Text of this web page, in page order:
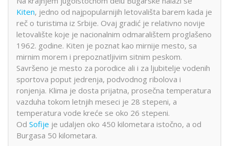
Kiten, jedno od najpopularnijih letovališta barem kada je
reč o turistima iz Srbije. Ovaj gradić je relativno novije
letovalište koje je nacionalnim odmaralištem proglašeno
1962. godine. Kiten je poznat kao mirnije mesto, sa
mirnim morem i prepoznatljivim sitnim peskom.
Savršeno je mesto za porodice ali i za ljubitelje vodenih
sportova poput jedrenja, podvodnog ribolova i
ronjenja. Klima je dosta prijatna, prosečna temperatura
vazduha tokom letnjih meseci je 28 stepeni, a
temperatura vode kreće se oko 26 stepeni.
Od Sofije je udaljen oko 450 kilometara istočno, a od
Burgasa 50 kilometara.